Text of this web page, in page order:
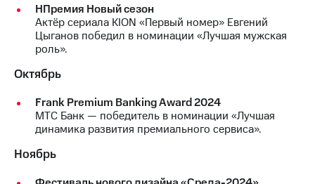
НПремия Новый сезон
Актёр сериала KION «Первый номер» Евгений
Цыганов победил в номинации «Лучшая мужская
роль».
Октябрь
Frank Premium Banking Award 2024
МТС Банк — победитель в номинации «Лучшая
динамика развития премиального сервиса».
Ноябрь